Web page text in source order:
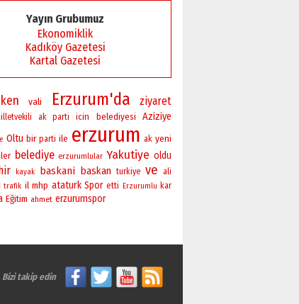
Yayın Grubumuz
Ekonomiklik
Kadıköy Gazetesi
Kartal Gazetesi
vali Erzurum'da ziyaret
ak parti icin belediyesi Aziziye
Oltu bir parti ile erzurum ak yeni
belediye erzurumlular Yakutiye oldu
kayak baskani baskan turkiye ve ali
trafik il mhp ataturk Spor etti Erzurumlu kar
Eğitim ahmet erzurumspor
Bizi takip edin